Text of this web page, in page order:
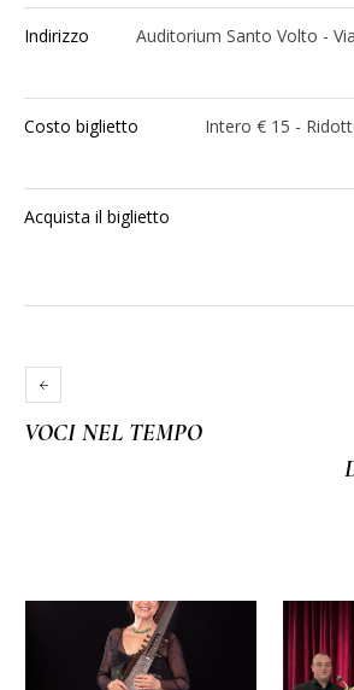
Indirizzo
Auditorium Santo Volto -
Costo biglietto
Intero € 15 -
Acquista il biglietto
VOCI NEL TEMPO
More projects